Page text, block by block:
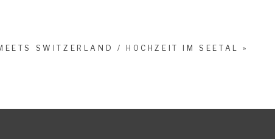
SWITZERLAND / HOCHZEIT IM SEETAL »